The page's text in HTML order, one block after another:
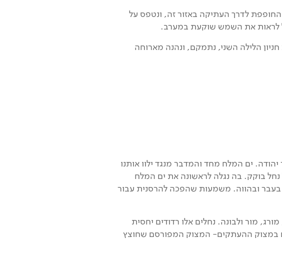
נחצה את הדרך המודרנית אל ים המלח- כביש 31, החופפת לדרך העתיקה באזור זה, ונטפס על
לראות את השמש שוקעת במערב.
הלילה השני, נתמקם, ונהנה מארוחה
ים המלח מחד והמדבר מנגד ילוו אותנו
בוקק. בה נגלה לראשונה את ים המלח
ובהווה. משמעות שהפכה להרסנית עבור
מור ולבונה. נחלים אלו רדודים יחסית
במצוק ההעתקים- המצוק המפורסם שחוצץ